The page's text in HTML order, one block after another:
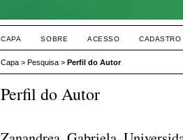
CAPA SOBRE ACESSO CADASTRO
Capa >Pesquisa >Perfil do Autor
Perfil do Autor